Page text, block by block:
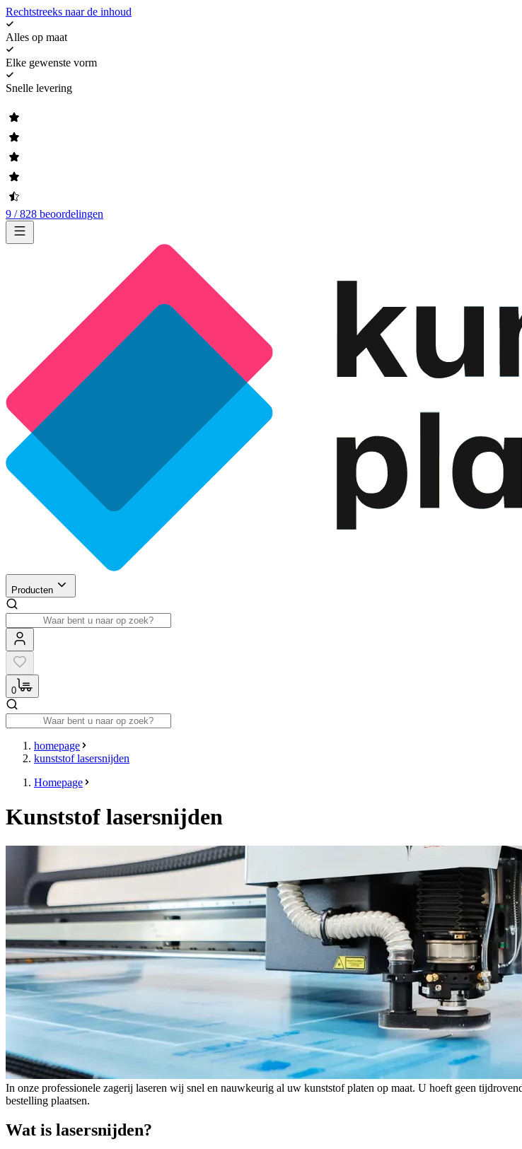
Rechtstreeks naar de inhoud
Alles op maat
Elke gewenste vorm
Snelle levering
9 / 828 beoordelingen
Producten
0
homepage
kunststof lasersnijden
Homepage
Kunststof lasersnijden
In onze professionele zagerij laseren wij snel en nauwkeurig al uw kunststof platen op maat. U hoeft geen
bestelling plaatsen.
Wat is lasersnijden?